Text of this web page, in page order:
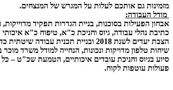
מזמינות גם אותכם לעלות על המגרש של המנצחים.
מודל העבודה:
אבחון הפעילות בסוכנות, בניית הגדרות תפקיד
כתיבת נהלי עבודה, גיוס וחניכת כ"א, טיפוח כ"א איכותי
הצבת יעדים לשנת 2018 ובניית תכנית עבודה שיטתית כדי לעמוד בהם, שיפור השירות כולל
שיחות טלפון מדויקות ונכונות, הנחייה למודל משרד
סיוע בגיוס וחניכת עובדים איכותיים, הטמעת שכ"ט –
פעולות עוטפות לקוח.